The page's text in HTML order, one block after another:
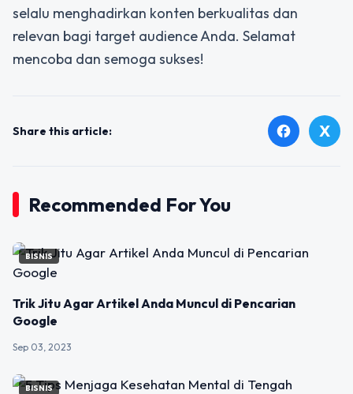
selalu menghadirkan konten berkualitas dan
relevan bagi target audience Anda. Selamat
mencoba dan semoga sukses!
Share this article: facebook X
Recommended For You
BISNIS
Trik Jitu Agar Artikel Anda Muncul di Pencarian
Google
Sep 03, 2023
BISNIS